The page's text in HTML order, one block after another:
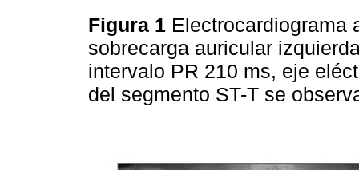
Figura 1 Electrocardiograma
sobrecarga auricular
intervalo PR 210 ms, eje
del segmento ST-T se